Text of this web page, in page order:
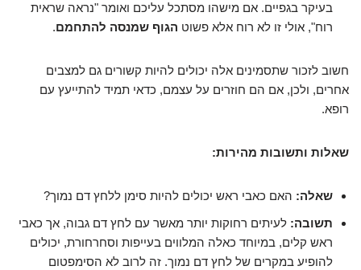
בעיקר בגפיים. אם מישהו מסתכל עליכם ואומר "נראה שראית
רוח", אולי זו לא רוח אלא פשוט הגוף שמנסה להתחמם.
חשוב לזכור שתסמינים אלה יכולים להיות קשורים גם למצבים
אחרים, ולכן, אם הם חוזרים על עצמם, כדאי תמיד להתייעץ עם
רופא.
שאלות ותשובות מהירות:
שאלה: האם כאבי ראש יכולים להיות סימן ללחץ דם נמוך?
תשובה: לעיתים רחוקות יותר מאשר עם לחץ דם גבוה, אך כאבי
ראש קלים, במיוחד כאלה המלווים בעייפות וסחרחורת, יכולים
להופיע במקרים של לחץ דם נמוך. זה לרוב לא הסימפטום